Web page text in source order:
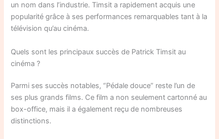
un nom dans l’industrie. Timsit a rapidement acquis une
popularité grâce à ses performances remarquables tant à la
télévision qu’au cinéma.
Quels sont les principaux succès de Patrick Timsit au
cinéma ?
Parmi ses succès notables, “Pédale douce” reste l’un de
ses plus grands films. Ce film a non seulement cartonné au
box-office, mais il a également reçu de nombreuses
distinctions.